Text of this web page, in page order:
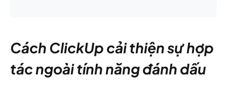
Cách ClickUp cải thiện sự hợp
tác ngoài tính năng đánh dấu